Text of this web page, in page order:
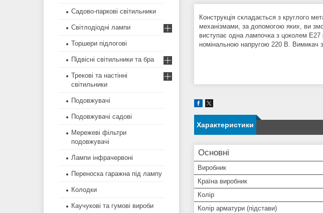
Конструкція складається з круглого
механізмами, за допомогою яких, ви
виступає одна лампочка з цоколем Е27
номінальною напругою 220 В. Вимикач
Характеристики
Основні
Виробник
Країна виробник
Колір
Колір арматури (підстави)
Садово-паркові світильники
Світлодіодні лампи
Торшери підлогові
Підвісні світильники та бра
Трекові та настінні
світильники
Подовжувачі
Подовжувачі садові
Мережеві фільтри
подовжувачі
Лампи інфрачервоні
Переноска гаражна під лампу
Колодки
Каучукові та гумові вироби